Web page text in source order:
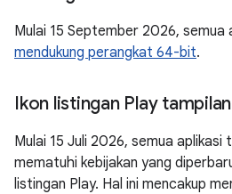
Mulai 15 September 2026, semua
mendukung perangkat 64-bit.
Ikon listingan Play
Mulai 15 Juli 2026, semua aplikasi
mematuhi kebijakan yang
listingan Play. Hal ini mencakup